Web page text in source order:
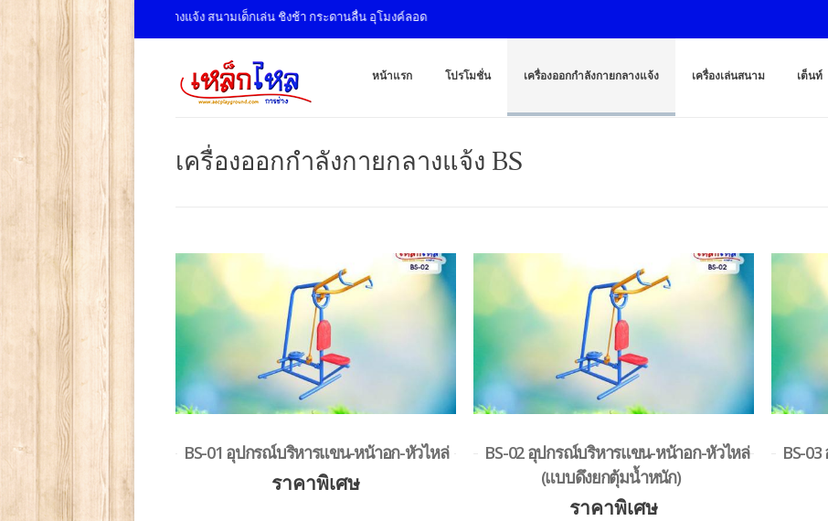
ายกลางแจ้ง สนามเด็กเล่น ชิงช้า กระดานลื่น อุโมงค์ลอด
เครื่องออกกำลั
ผู้ผลิตเครื่องออกกำ
หน้าแรก โปรโมชั่น เครื่องออกกำลังกายกลางแจ้ง เครื่องเล่นสนาม เต็นท์
เครื่องออกกำลังกายกลางแจ้ง BS
BS-01 อุปกรณ์บริหารแขน-หน้าอก-หัวไหล่
ราคาพิเศษ
BS-02 อุปกรณ์บริหารแขน-หน้าอก-หัวไหล่
(แบบดึงยกตุ้มน้ำหนัก)
ราคาพิเศษ
BS-